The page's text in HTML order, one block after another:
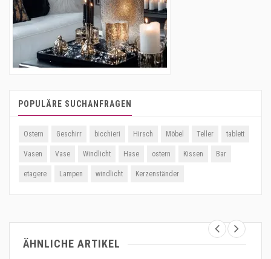
POPULÄRE SUCHANFRAGEN
Ostern Geschirr bicchieri Hirsch Möbel Teller tablett
Vasen Vase Windlicht Hase ostern Kissen Bar
etagere Lampen windlicht Kerzenständer
ÄHNLICHE ARTIKEL